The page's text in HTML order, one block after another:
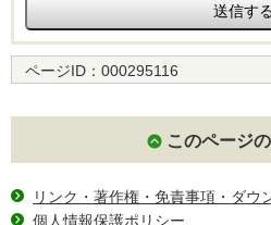
ページID： 000295116
このページ
リンク・著作権・免責事項・ダウ
個人情報保護ポリシー